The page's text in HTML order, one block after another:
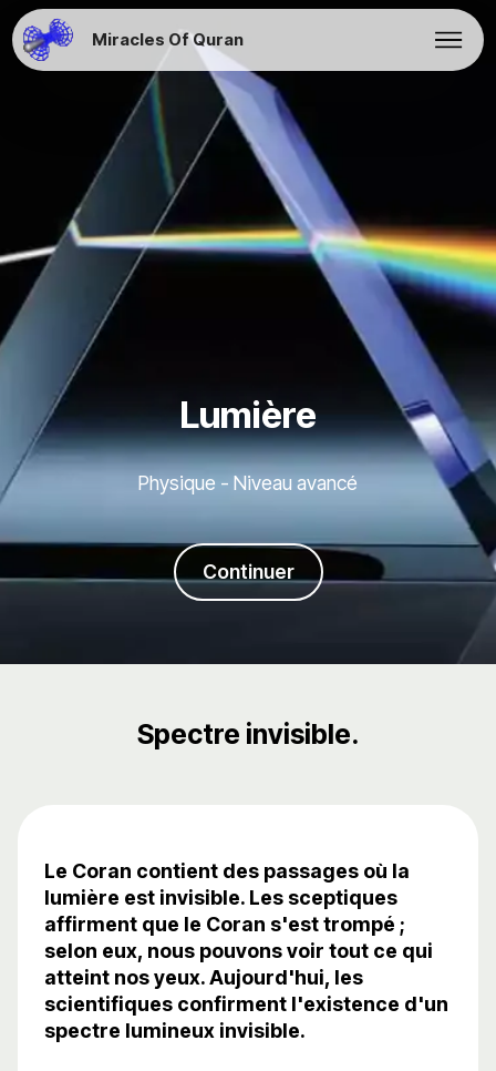
Miracles Of Quran
Lumière
Physique - Niveau avancé
Continuer
Spectre invisible.
Le Coran contient des passages où la
lumière est invisible. Les sceptiques
affirment que le Coran s'est trompé ;
selon eux, nous pouvons voir tout ce qui
atteint nos yeux. Aujourd'hui, les
scientifiques confirment l'existence d'un
spectre lumineux invisible.